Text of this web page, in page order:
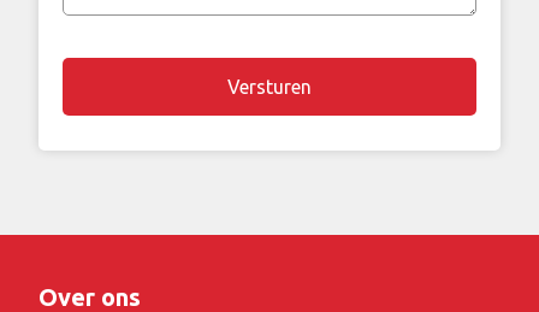
Over ons